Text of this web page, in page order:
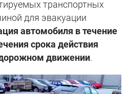
транспортных
для эвакуации
автомобиля в течение
срока действия
движении.